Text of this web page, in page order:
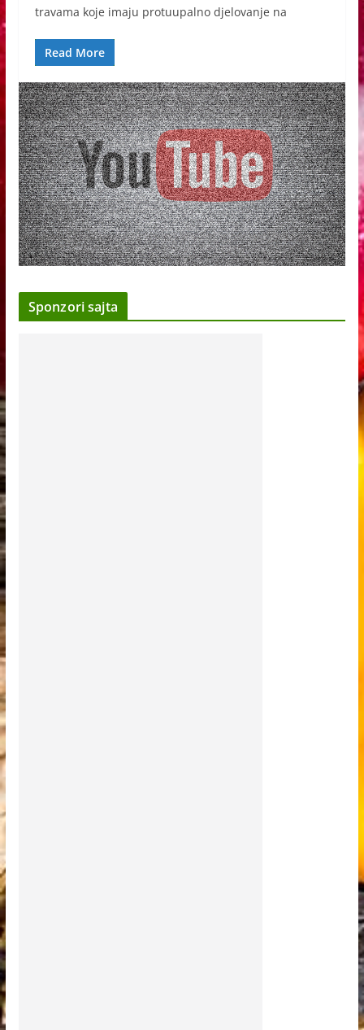
travama koje imaju protuupalno djelovanje na
Read More
Sponzori sajta